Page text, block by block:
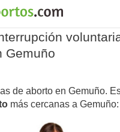
Gemuño
de aborto en Gemuño.
más cercanas a Gemuño: